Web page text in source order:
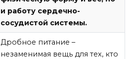
и работу сердечно-
сосудистой системы.
Дробное питание –
незаменимая вещь для тех, кто